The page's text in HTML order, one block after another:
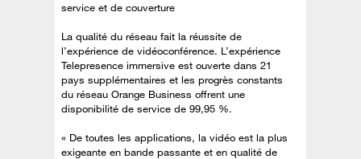
service et de couverture
La qualité du réseau fait la réussite de
l’expérience de vidéoconférence. L’expérience
Telepresence immersive est ouverte dans 21
pays supplémentaires et les progrès constants
du réseau Orange Business offrent une
disponibilité de service de 99,95 %.
« De toutes les applications, la vidéo est la plus
exigeante en bande passante et en qualité de